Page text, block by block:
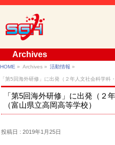
Archives
HOME » Archives » 活動情報 »
「第5回海外研修」に出発（２年人文社会科学科
「第5回海外研修」に出発（２
（富山県立高岡高等学校）
投稿日 : 2019年1月25日